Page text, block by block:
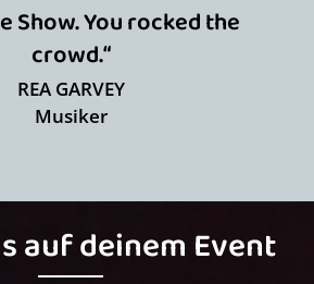
Show. You rocked the
crowd.“
REA GARVEY
Musiker
auf deinem Event